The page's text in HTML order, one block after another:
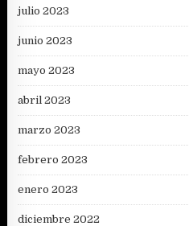
julio 2023
junio 2023
mayo 2023
abril 2023
marzo 2023
febrero 2023
enero 2023
diciembre 2022